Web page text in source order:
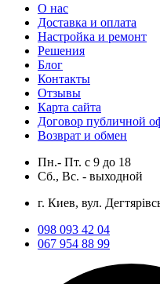
О нас
Доставка и оплата
Настройка и ремонт
Решения
Блог
Контакты
Отзывы
Карта сайта
Договор публичной
Возврат и обмен
Пн.- Пт. с 9 до 18
Сб., Вс. - выходной
г. Киев, вул.
098 093 42 04
067 954 88 99